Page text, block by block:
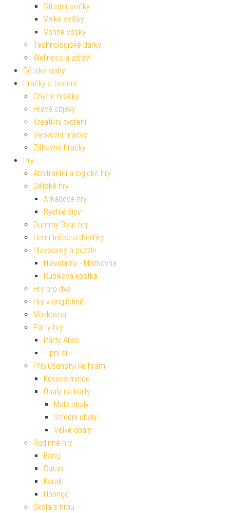
Střední svíčky
Velké svíčky
Vonné vosky
Technologické dárky
Wellness a zdraví
Dětské knihy
Hračky a tvoření
Chytré hračky
Hravé objevy
Kreativní tvoření
Venkovní hračky
Zábavné hračky
Hry
Abstraktní a logické hry
Dětské hry
Arkádové hry
Rychlé šípy
Dummy Bear hry
Herní trička a doplňky
Hlavolamy a puzzle
Hlavolamy - Mozkovna
Rubikova kostka
Hry pro dva
Hry v angličtině
Mozkovna
Párty hry
Párty Alias
Tipni si
Příslušenství ke hrám
Kovové mince
Obaly na karty
Malé obaly
Střední obaly
Velké obaly
Rodinné hry
Bang
Catan
Karak
Ubongo
Škola s hrou